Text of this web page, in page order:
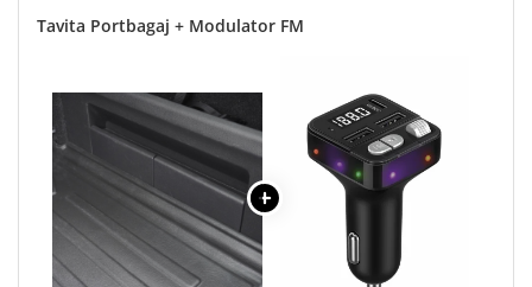
Tavita Portbagaj + Modulator FM